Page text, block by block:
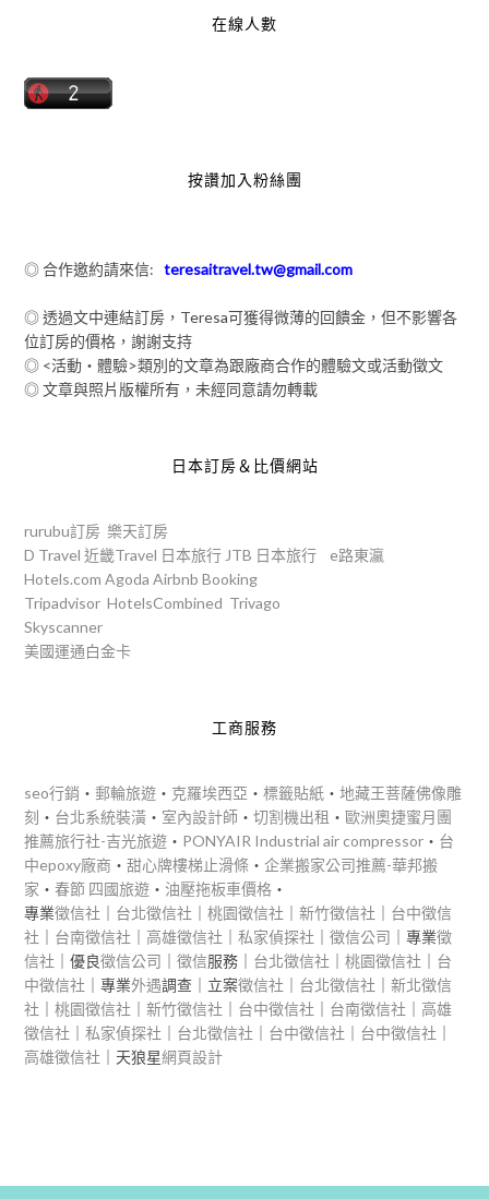
在線人數
按讚加入粉絲團
◎ 合作邀約請來信:teresaitravel.tw@gmail.com
◎ 透過文中連結訂房，Teresa可獲得微薄的回饋金，但不影響各
位訂房的價格，謝謝支持
◎ <活動‧體驗>類別的文章為跟廠商合作的體驗文或活動徵文
◎ 文章與照片版權所有，未經同意請勿轉載
日本訂房＆比價網站
rurubu訂房 樂天訂房
D Travel 近畿Travel 日本旅行 JTB 日本旅行
e路東瀛
Hotels.com Agoda Airbnb Booking
Tripadvisor HotelsCombined Trivago
Skyscanner
美國運通白金卡
工商服務
seo行銷 ‧郵輪旅遊 ‧ 克羅埃西亞 ‧標籤貼紙 ‧地藏王菩薩佛像雕
刻 ‧ 台北系統裝潢 ‧ 室內設計師 ‧切割機出租 ‧歐洲奧捷蜜月團
推薦旅行社-吉光旅遊 ‧ PONYAIR Industrial air compressor ‧ 台
中epoxy廠商 ‧甜心牌樓梯止滑條 ‧企業搬家公司推薦-華邦搬
家 ‧春節 四國旅遊 ‧ 油壓拖板車價格 ‧
專業徵信社 台北徵信社 ｜桃園徵信社 ｜新竹徵信社
台中徵信
社
台南徵信社 高雄徵信社 ｜私家偵探社 ｜徵信公司 ｜專業徵
信社 ｜優良徵信公司 ｜徵信服務｜ 台北徵信社 ｜桃園徵信社
台
中徵信社 ｜專業外遇調查｜立案徵信社 台北徵信社 ｜新北徵信
社 ｜桃園徵信社 ｜新竹徵信社 台中徵信社 台南徵信社
高雄
徵信社 ｜私家偵探社 台北徵信社 台中徵信社 台中徵信社
高雄徵信社 ｜天狼星網頁設計